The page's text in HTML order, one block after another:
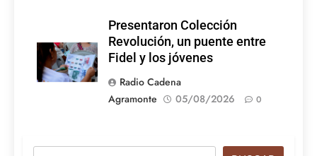
Presentaron Colección
Revolución, un puente entre
Fidel y los jóvenes
Radio Cadena
Agramonte
05/08/2026 0